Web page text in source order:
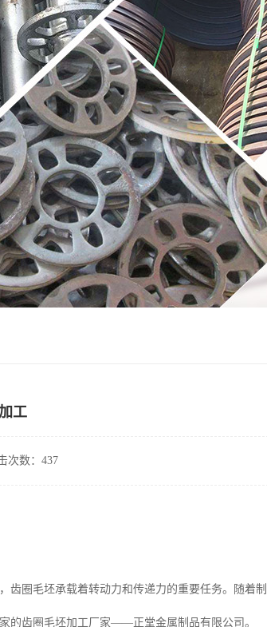
工
次数：437
齿圈毛坯承载着转动力和传递力的重要任务。随着
的齿圈毛坯加工厂家——正堂金属制品有限公司。